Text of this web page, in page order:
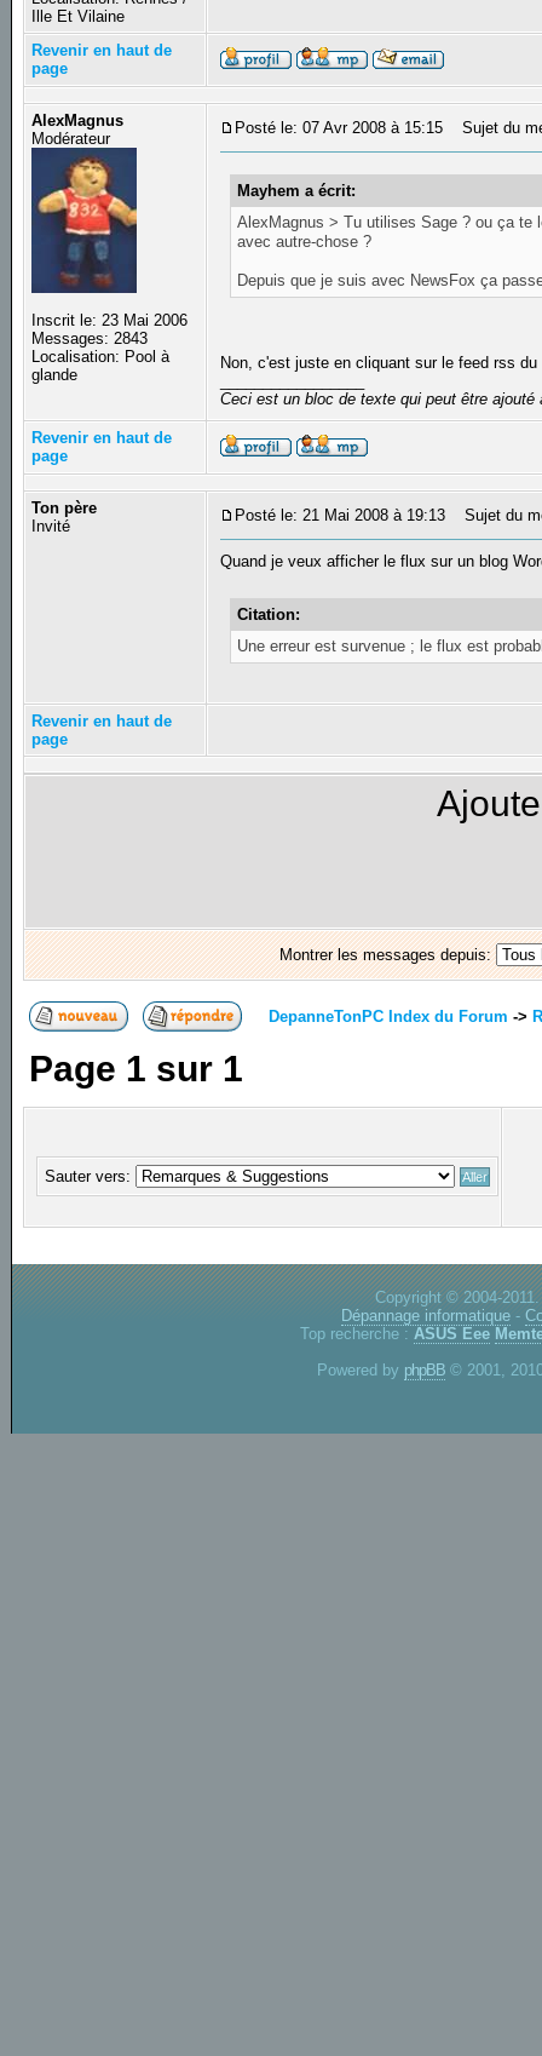
Ille Et Vilaine
Revenir en haut de
page
AlexMagnus
Modérateur
Inscrit le: 23 Mai 2006
Messages: 2843
Localisation: Pool à
glande
Posté le: 07 Avr 2008 à 15:15 Sujet du
Mayhem a écrit:
AlexMagnus > Tu utilises Sage ? ou ça te
avec autre-chose ?
Depuis que je suis avec NewsFox ça
Non, c'est juste en cliquant sur le feed rss
Ceci est un bloc de texte qui peut être
Revenir en haut de
page
Ton père
Invité
Posté le: 21 Mai 2008 à 19:13 Sujet du
Quand je veux afficher le flux sur un blog
Citation:
Une erreur est survenue ; le flux est
Revenir en haut de
page
Montrer les messages depuis:
DepanneTonPC Index du Forum ->
Page 1 sur 1
Sauter vers:
Copyright © 2004-
Dépannage informatique -
Top recherche : ASUS Eee
Powered by phpBB © 2001,